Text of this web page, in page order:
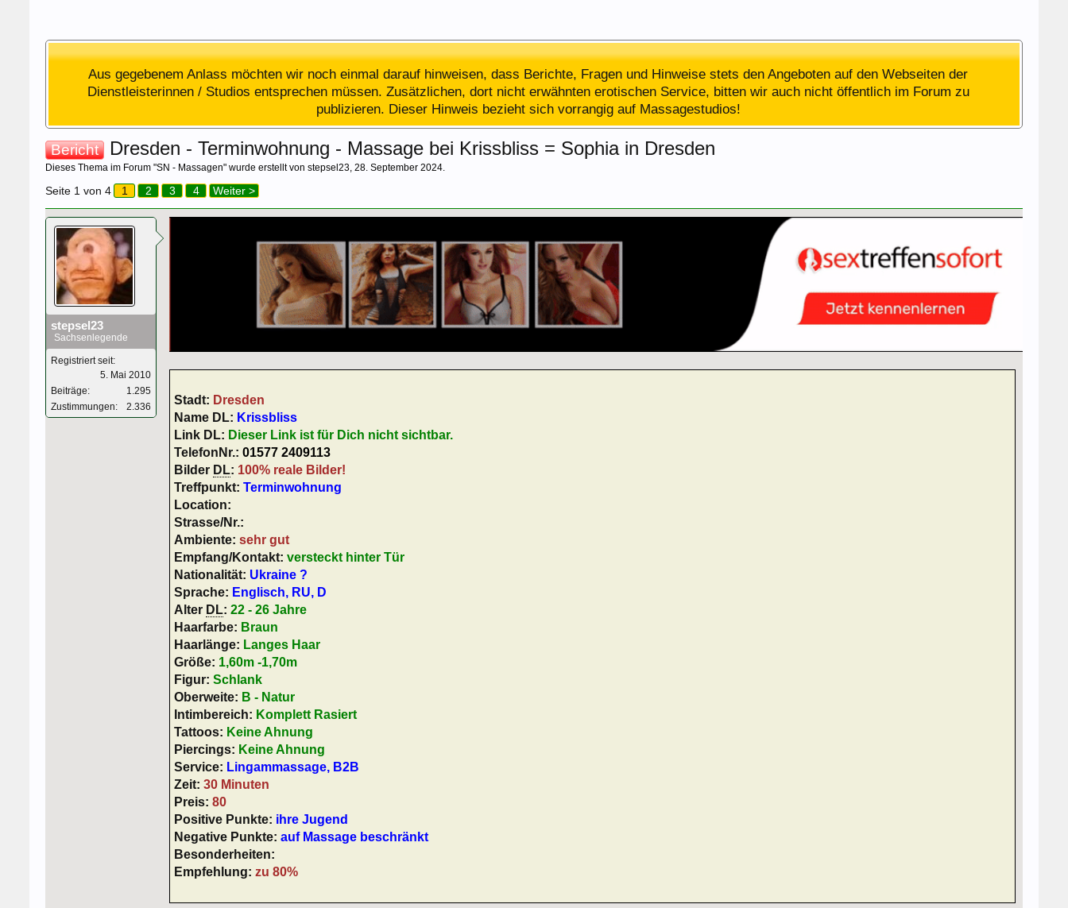
Aus gegebenem Anlass möchten wir noch einmal darauf hinweisen, dass Berichte, Fragen und Hinweise stets den Angeboten auf den Webseiten der
Dienstleisterinnen / Studios entsprechen müssen. Zusätzlichen, dort nicht erwähnten erotischen Service, bitten wir auch nicht öffentlich im Forum zu
publizieren. Dieser Hinweis bezieht sich vorrangig auf Massagestudios!
Bericht Dresden - Terminwohnung - Massage bei Krissbliss = Sophia in Dresden
Dieses Thema im Forum "SN - Massagen" wurde erstellt von stepsel23 28. September 2024
Seite 1 von 4 1 2 3 4 Weiter >
stepsel23
Sachsenlegende
Registriert seit:
5. Mai 2010
Beiträge:
1.295
Zustimmungen:
2.336 Stadt: Dresden
Name DL: Krissbliss
Link DL: Dieser Link ist für Dich nicht sichtbar.
TelefonNr.: 01577 2409113
Bilder DL: 100% reale Bilder!
Treffpunkt: Terminwohnung
Location:
Strasse/Nr.:
Ambiente: sehr gut
Empfang/Kontakt: versteckt hinter Tür
Nationalität: Ukraine ?
Sprache: Englisch, RU, D
Alter DL: 22 - 26 Jahre
Haarfarbe: Braun
Haarlänge: Langes Haar
Größe: 1,60m -1,70m
Figur: Schlank
Oberweite: B - Natur
Intimbereich: Komplett Rasiert
Tattoos: Keine Ahnung
Piercings: Keine Ahnung
Service: Lingammassage, B2B
Zeit: 30 Minuten
Preis: 80
Positive Punkte: ihre Jugend
Negative Punkte: auf Massage beschränkt
Besonderheiten:
Empfehlung: zu 80%